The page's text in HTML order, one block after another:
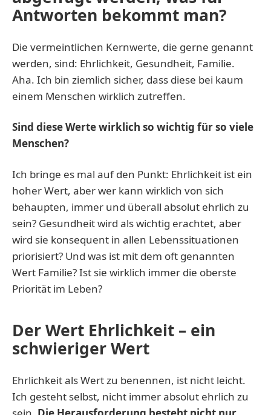
Antworten bekommt man?
Die vermeintlichen Kernwerte, die gerne genannt
werden, sind: Ehrlichkeit, Gesundheit, Familie.
Aha. Ich bin ziemlich sicher, dass diese bei kaum
einem Menschen wirklich zutreffen.
Sind diese Werte wirklich so wichtig für so viele
Menschen?
Ich bringe es mal auf den Punkt: Ehrlichkeit ist ein
hoher Wert, aber wer kann wirklich von sich
behaupten, immer und überall absolut ehrlich zu
sein? Gesundheit wird als wichtig erachtet, aber
wird sie konsequent in allen Lebenssituationen
priorisiert? Und was ist mit dem oft genannten
Wert Familie? Ist sie wirklich immer die oberste
Priorität im Leben?
Der Wert Ehrlichkeit – ein
schwieriger Wert
Ehrlichkeit als Wert zu benennen, ist nicht leicht.
Ich gesteht selbst, nicht immer absolut ehrlich zu